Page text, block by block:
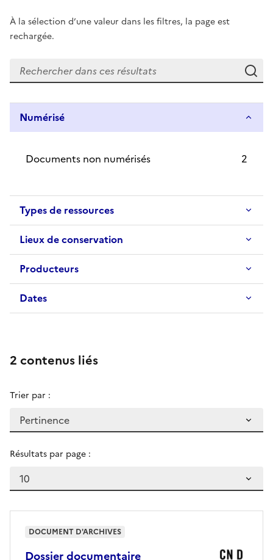
À la sélection d’une valeur dans les filtres, la page est
rechargée.
Numérisé
Documents non numérisés 2
Types de ressources
Lieux de conservation
Producteurs
Dates
2 contenus liés
Trier par :
Résultats par page :
Dossier documentaire
DOCUMENT D'ARCHIVES